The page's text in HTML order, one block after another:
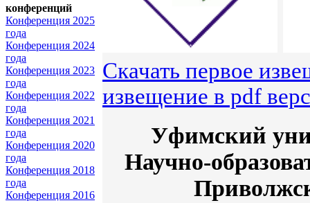
конференций
Конференция 2025
года
Конференция 2024
года
Конференция 2023
года
Конференция 2022
года
Конференция 2021
года
Конференция 2020
года
Конференция 2018
года
Конференция 2016
Скачать первое
извещение в pdf
Уфимский
Научно-